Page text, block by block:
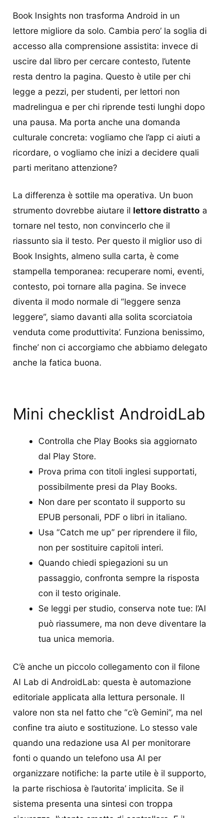
Book Insights non trasforma Android in un
lettore migliore da solo. Cambia pero’ la soglia di
accesso alla comprensione assistita: invece di
uscire dal libro per cercare contesto, l’utente
resta dentro la pagina. Questo è utile per chi
legge a pezzi, per studenti, per lettori non
madrelingua e per chi riprende testi lunghi dopo
una pausa. Ma porta anche una domanda
culturale concreta: vogliamo che l’app ci aiuti a
ricordare, o vogliamo che inizi a decidere quali
parti meritano attenzione?
La differenza è sottile ma operativa. Un buon
strumento dovrebbe aiutare il lettore distratto a
tornare nel testo, non convincerlo che il
riassunto sia il testo. Per questo il miglior uso di
Book Insights, almeno sulla carta, è come
stampella temporanea: recuperare nomi, eventi,
contesto, poi tornare alla pagina. Se invece
diventa il modo normale di “leggere senza
leggere”, siamo davanti alla solita scorciatoia
venduta come produttivita’. Funziona benissimo,
finche’ non ci accorgiamo che abbiamo delegato
anche la fatica buona.
Mini checklist AndroidLab
Controlla che Play Books sia aggiornato
dal Play Store.
Prova prima con titoli inglesi supportati,
possibilmente presi da Play Books.
Non dare per scontato il supporto su
EPUB personali, PDF o libri in italiano.
Usa “Catch me up” per riprendere il filo,
non per sostituire capitoli interi.
Quando chiedi spiegazioni su un
passaggio, confronta sempre la risposta
con il testo originale.
Se leggi per studio, conserva note tue: l’AI
può riassumere, ma non deve diventare la
tua unica memoria.
C’è anche un piccolo collegamento con il filone
AI Lab di AndroidLab: questa è automazione
editoriale applicata alla lettura personale. Il
valore non sta nel fatto che “c’è Gemini”, ma nel
confine tra aiuto e sostituzione. Lo stesso vale
quando una redazione usa AI per monitorare
fonti o quando un telefono usa AI per
organizzare notifiche: la parte utile è il supporto,
la parte rischiosa è l’autorita’ implicita. Se il
sistema presenta una sintesi con troppa